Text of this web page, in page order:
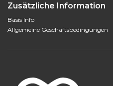
Zusätzliche Information
Basis Info
Allgemeine Geschäftsbedingungen